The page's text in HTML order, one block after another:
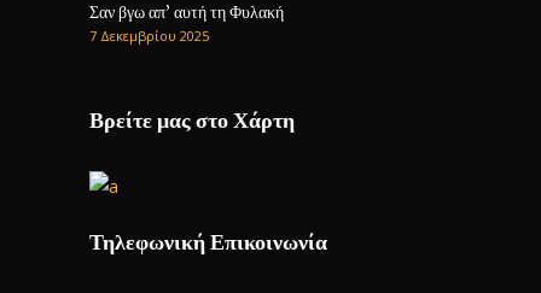
Σαν βγω απ’ αυτή τη Φυλακή
7 Δεκεμβρίου 2025
Βρείτε μας στο Χάρτη
Τηλεφωνική Επικοινωνία